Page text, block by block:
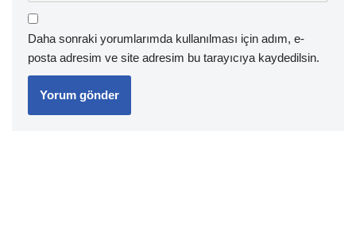
Daha sonraki yorumlarımda kullanılması için adım, e-
posta adresim ve site adresim bu tarayıcıya kaydedilsin.